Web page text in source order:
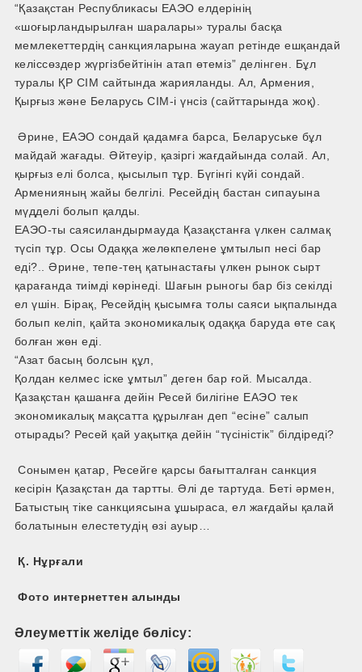
“Қазақстан Республикасы ЕАЭО елдерінің
«шоғырландырылған шаралары» туралы басқа
мемлекеттердің санкцияларына жауап ретінде ешқандай
келіссөздер жүргізбейтінін атап өтеміз” делінген. Бұл
туралы ҚР СІМ сайтында жарияланды. Ал, Армения,
Қырғыз және Беларусь СІМ-і үнсіз (сайттарында жоқ).
Әрине, ЕАЭО сондай қадамға барса, Беларуське бұл
майдай жағады. Әйтеуір, қазіргі жағдайында солай. Ал,
қырғыз елі болса, қысылып тұр. Бүгінгі күйі сондай.
Арменияның жайы белгілі. Ресейдің бастан сипауына
мүдделі болып қалды.
ЕАЭО-ты саясиландырмауда Қазақстанға үлкен салмақ
түсіп тұр. Осы Одаққа желөкпелене ұмтылып несі бар
еді?.. Әрине, тепе-тең қатынастағы үлкен рынок сырт
қарағанда тиімді көрінеді. Шағын рыногы бар біз секілді
ел үшін. Бірақ, Ресейдің қысымға толы саяси ықпалында
болып келіп, қайта экономикалық одаққа баруда өте сақ
болған жөн еді.
“Азат басың болсын құл,
Қолдан келмес іске ұмтыл” деген бар ғой. Мысалда.
Қазақстан қашанға дейін Ресей билігіне ЕАЭО тек
экономикалық мақсатта құрылған деп “есіне” салып
отырады? Ресей қай уақытқа дейін “түсіністік” білдіреді?
Сонымен қатар, Ресейге қарсы бағытталған санкция
кесірін Қазақстан да тартты. Әлі де тартуда. Беті әрмен,
Батыстың тіке санкциясына ұшыраса, ел жағдайы қалай
болатынын елестетудің өзі ауыр…
Қ. Нұрғали
Фото интернеттен алынды
Әлеуметтік желіде бөлісу: